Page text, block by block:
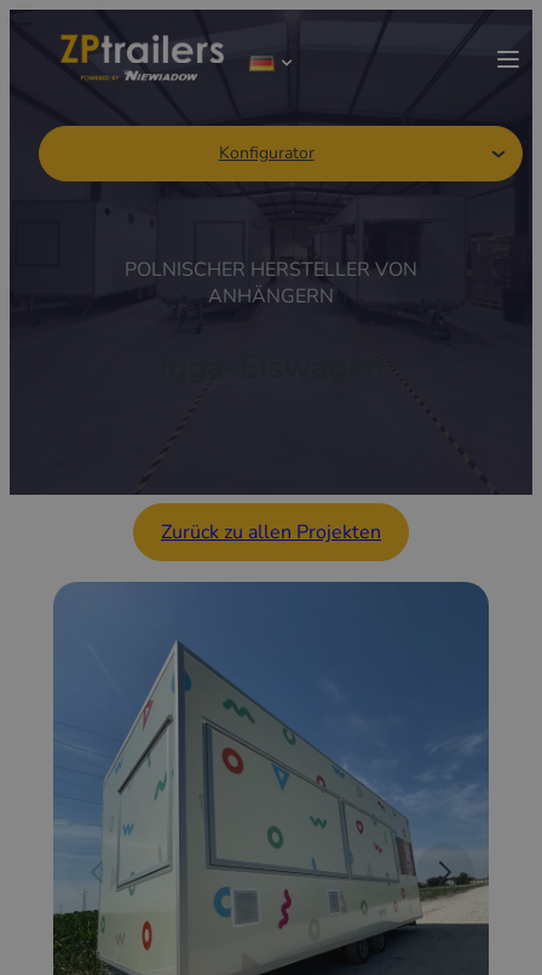
Konfigurator
POLNISCHER HERSTELLER VON
ANHÄNGERN
Zurück zu allen Projekten